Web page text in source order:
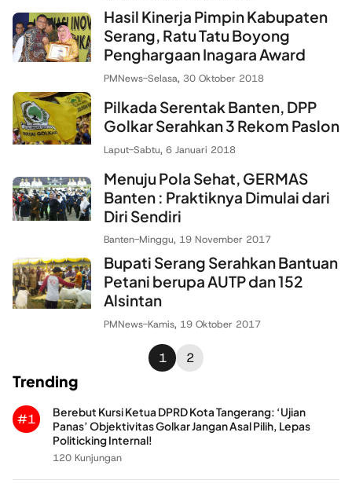
Hasil Kinerja Pimpin Kabupaten
Serang, Ratu Tatu Boyong
Penghargaan Inagara Award
PMNews-Selasa, 30 Oktober 2018
Pilkada Serentak Banten, DPP
Golkar Serahkan 3 Rekom Paslon
Laput-Sabtu, 6 Januari 2018
Menuju Pola Sehat, GERMAS
Banten : Praktiknya Dimulai dari
Diri Sendiri
Banten-Minggu, 19 November 2017
Bupati Serang Serahkan Bantuan
Petani berupa AUTP dan 152
Alsintan
PMNews-Kamis, 19 Oktober 2017
1 2
Trending
#1
Berebut Kursi Ketua DPRD Kota Tangerang: ‘Ujian
Panas’ Objektivitas Golkar Jangan Asal Pilih, Lepas
Politicking Internal!
120 Kunjungan